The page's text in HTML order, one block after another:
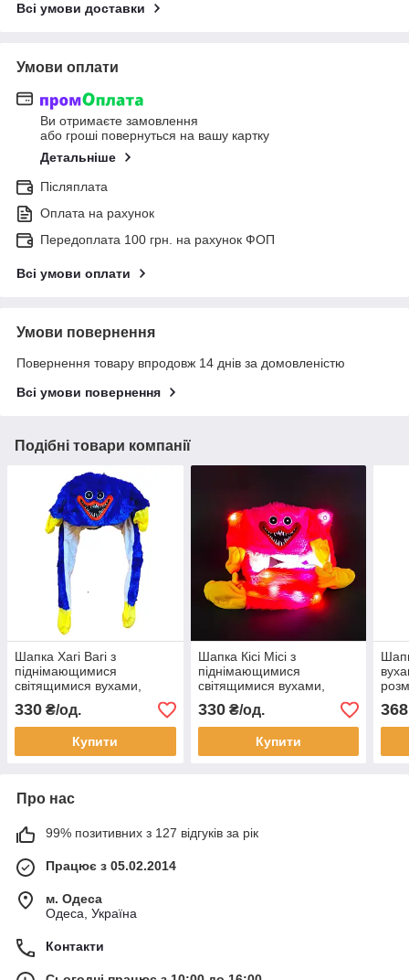
Всі умови доставки
Умови оплати
Ви отримаєте замовлення
або гроші повернуться на вашу картку
Детальніше
Післяплата
Оплата на рахунок
Передоплата 100 грн. на рахунок ФОП
Всі умови оплати
Умови повернення
Повернення товару впродовж 14 днів за домовленістю
Всі умови повернення
Подібні товари компанії
Шапка Хагі Вагі з
піднімающимися
світящимися вухами,
розмір 52-56 см
330 ₴/од.
Купити
Шапка Кісі Місі з
піднімающимися
світящимися вухами,
розмір 52-56 см
330₴/од.
Купити
368
Про нас
99% позитивних з 127 відгуків за рік
Працює з 05.02.2014
м. Одеса
Одеса, Україна
Контакти